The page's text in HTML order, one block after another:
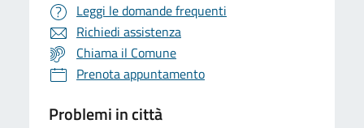
Leggi le domande frequenti
Richiedi assistenza
Chiama il Comune
Prenota appuntamento
Problemi in città